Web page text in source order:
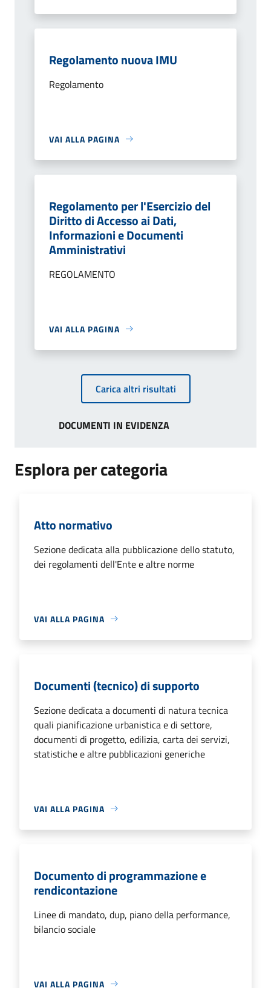
Regolamento nuova IMU
Regolamento
VAI ALLA PAGINA
Regolamento per l'Esercizio del
Diritto di Accesso ai Dati,
Informazioni e Documenti
Amministrativi
REGOLAMENTO
VAI ALLA PAGINA
Carica altri risultati
DOCUMENTI IN EVIDENZA
Esplora per categoria
Atto normativo
Sezione dedicata alla pubblicazione dello statuto,
dei regolamenti dell'Ente e altre norme
VAI ALLA PAGINA
Documenti (tecnico) di supporto
Sezione dedicata a documenti di natura tecnica
quali pianificazione urbanistica e di settore,
documenti di progetto, edilizia, carta dei servizi,
statistiche e altre pubblicazioni generiche
VAI ALLA PAGINA
Documento di programmazione e
rendicontazione
Linee di mandato, dup, piano della performance,
bilancio sociale
VAI ALLA PAGINA